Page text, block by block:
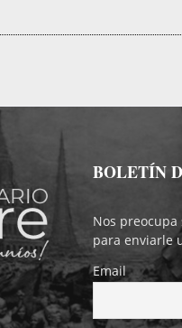
BOLETÍN
Nos
para enviarle
Email